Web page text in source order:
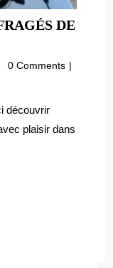
DE
0 Comments
découvrir
plaisir dans